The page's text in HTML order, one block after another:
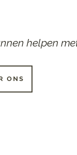
helpen
ONS